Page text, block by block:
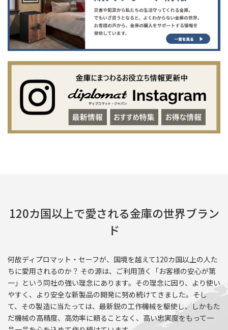
120カ国以上で愛される金庫の世界ブラン
ド
何故ディプロマット・セーフが、国境を越えて120カ国以上の人た
ちに愛用されるのか？ その源は、ご利用頂く「お客様の安心が第
一」という同社の強い理念にあります。その理念に因り、より使い
やすく、より安全な新製品の開発に努め続けてきました。そし
て、その製造に当たっては、最新鋭の工作機械を駆使し、しかもた
だ機械の高精度、高効率に頼ることなく、高い忠実度をもって一